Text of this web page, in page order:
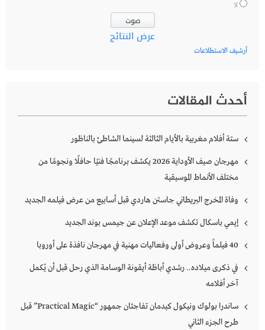
لا
عرض النتائج
أرشيف الاستطلاعات
أحدث المقالات
ستة أفلام مغربية بالأيام الثالثة لسينما الشاطئ بالناظور
مهرجان صيف الأوداية 2026 يكشف برنامجًا فنيًا حافلًا ونجومًا من
مختلف الأنماط الموسيقية
وفاة المخرج البريطاني جاستن هاردي قبل أسابيع من عرض فيلمه الجديد
إيمي باسكال تكشف موعد الإعلان عن جيمس بوند الجديد
40 فيلماً وعروض أولى وفعاليات مهنية في مهرجان نافذة على أوروبا
في ذكرى ميلاده.. رشدي أباظة أيقونة الوسامة الذي رحل قبل أن يُكمل
آخر أفلامه
ساندرا بولوك ونيكول كيدمان تفاجئان جمهور “Practical Magic” قبل
طرح الجزء الثاني